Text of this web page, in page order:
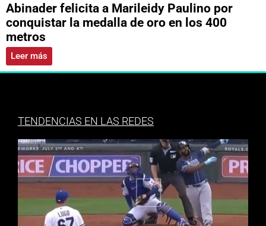
Abinader felicita a Marileidy Paulino por
conquistar la medalla de oro en los 400
metros
Leer más
TENDENCIAS EN LAS REDES